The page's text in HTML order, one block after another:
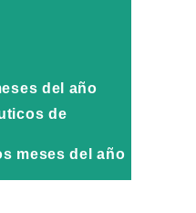
del año
de
meses del año